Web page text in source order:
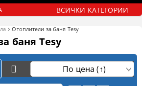
ВСИЧКИ КАТЕГОРИИ
Отоплители за баня Tesy
баня Tesy